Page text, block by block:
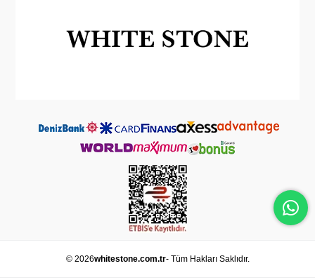
© 2026whitestone.com.tr- Tüm Hakları Saklıdır.